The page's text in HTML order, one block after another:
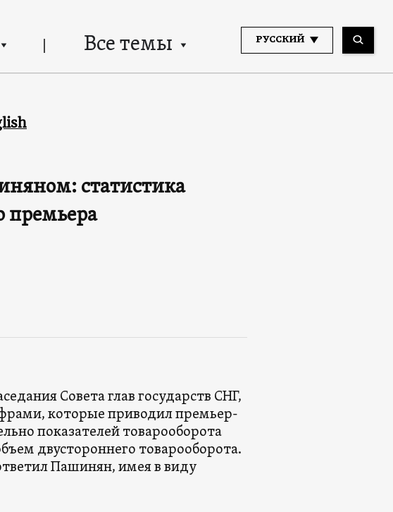
Все темы РУССКИЙ
статистика
премьера
Совета глав государств СНГ,
которые приводил премьер-
показателей товарооборота
двустороннего товарооборота.
Пашинян, имея в виду